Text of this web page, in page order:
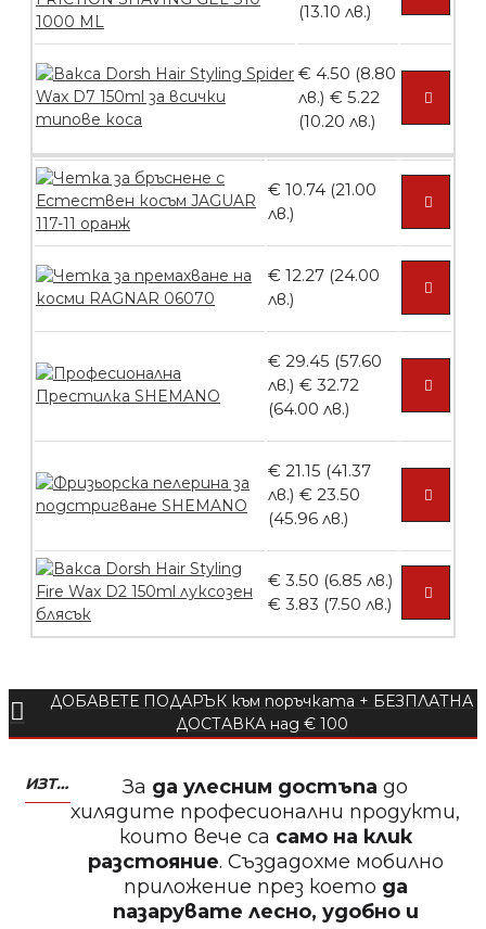
Ваничка за маникюр BMSPA1C
Пила тип ренде
БЕЗПЛАТНО
Пила тип ренде 2в1
Пила тип ренде 2в1
БЕЗПЛАТНО
БЕЗПЛАТНО
(13.10 лв.)
€ 4.50 (8.80
лв.) € 5.22
(10.20 лв.)
€ 10.74 (21.00
лв.)
€ 12.27 (24.00
лв.)
€ 29.45 (57.60
лв.) € 32.72
(64.00 лв.)
€ 21.15 (41.37
лв.) € 23.50
(45.96 лв.)
€ 3.50 (6.85 лв.)
€ 3.83 (7.50 лв.)
ДОБАВЕТЕ ПОДАРЪК към поръчката + БЕЗПЛАТНА
ДОСТАВКА над € 100
ИЗТЕГЛЕТЕ МОБИЛНО ПРИЛОЖЕНИЕ ZASALONA За да улесним достъпадо
хилядите професионални продукти,
които вече са само на клик
разстояние. Създадохме мобилно
приложение през което да
пазарувате лесно, удобно и